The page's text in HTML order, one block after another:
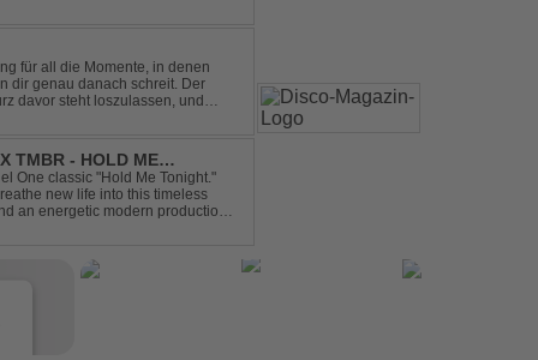
für all die Momente, in denen
dir genau danach schreit. Der
davor steht loszulassen, und
TMBR - HOLD ME
One classic "Hold Me Tonight."
new life into this timeless
an energetic modern production.